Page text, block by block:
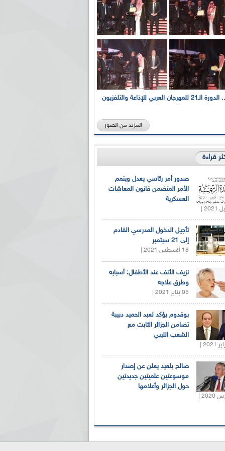
بالصور... الدورة الـ21 للمهرجان العربي للإذاعة والتلفزيون
المزيد من الصور
قراءة
صدور أمر رئاسي يعدل ويتمم
الأمر المتضمن قانون المعاشات
العسكرية
تأجيل الدخول المدرسي القادم
إلى 21 سبتمبر
18 أغسطس 2021 |
نزيف الأنف عند الأطفال: أسبابه
وطرق علاجه
05 يناير 2021 |
بوقدوم يؤكد لعبد الحميد دبيبة
تضامن الجزائر الثابت مع
الشعب الليبي
صالح بلعيد يعلن عن إصدار
موسوعتين علميتين جديدتين
حول الجزائر وأعلامها